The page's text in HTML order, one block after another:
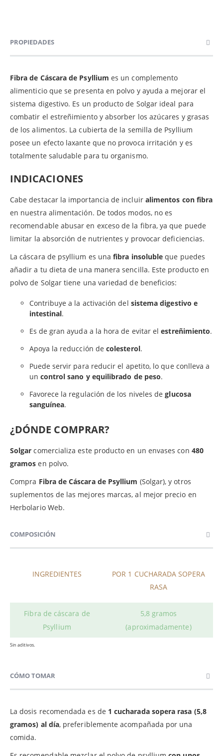
PROPIEDADES
Fibra de Cáscara de Psylliumes un complemento
alimenticio que se presenta en polvo y ayuda a mejorar el
sistema digestivo. Es un producto de Solgar ideal para
combatir el estreñimiento y absorber los azúcares y grasas
de los alimentos. La cubierta de la semilla de Psyllium
posee un efecto laxante que no provoca irritación y es
totalmente saludable para tu organismo.
INDICACIONES
Cabe destacar la importancia de incluir alimentos con fibra
en nuestra alimentación. De todos modos, no es
recomendable abusar en exceso de la fibra, ya que puede
limitar la absorción de nutrientes y provocar deficiencias.
La cáscara de psyllium es unafibra insoluble que puedes
añadir a tu dieta de una manera sencilla. Este producto en
polvo de Solgar tiene una variedad de beneficios:
Contribuye a la activación del sistema digestivo e
intestinal.
Es de gran ayuda a la hora de evitar elestreñimiento.
Apoya la reducción decolesterol.
Puede servir para reducir el apetito, lo que conlleva a
un control sano y equilibrado de peso.
Favorece la regulación de los niveles deglucosa
sanguínea.
¿DÓNDE COMPRAR?
Solgar comercializa este producto en un envases con 480
gramos en polvo.
Compra Fibra de Cáscara de Psyllium (Solgar), y otros
suplementos de las mejores marcas, al mejor precio en
Herbolario Web.
COMPOSICIÓN
INGREDIENTES
POR 1 CUCHARADA SOPERA
RASA
Fibra de cáscara de
Psyllium
5,8 gramos
(aproximadamente)
Sin aditivos.
CÓMO TOMAR
La dosis recomendada es de 1 cucharada sopera rasa (5,8
gramos) al día, preferiblemente acompañada por una
comida.